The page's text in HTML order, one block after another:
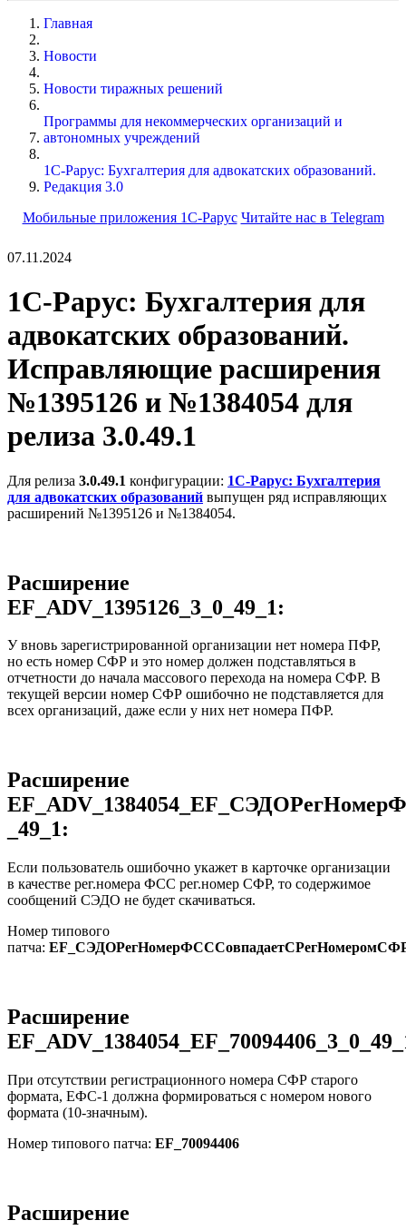
Главная
Новости
Новости тиражных решений
Программы для некоммерческих организаций и
автономных учреждений
1С-Рарус: Бухгалтерия для адвокатских образований.
Редакция 3.0
Мобильные приложения 1С-Рарус Читайте нас в Telegram
07.11.2024
1С-Рарус: Бухгалтерия для
адвокатских образований.
Исправляющие расширения
№1395126 и №1384054 для
релиза 3.0.49.1
Для релиза 3.0.49.1 конфигурации: 1С-Рарус: Бухгалтерия
для адвокатских образований выпущен ряд исправляющих
расширений №1395126 и №1384054.
Расширение
EF_ADV_1395126_3_0_49_1:
У вновь зарегистрированной организации нет номера ПФР,
но есть номер СФР и это номер должен подставляться в
отчетности до начала массового перехода на номера СФР. В
текущей версии номер СФР ошибочно не подставляется для
всех организаций, даже если у них нет номера ПФР.
Расширение
_49_1:
Если пользователь ошибочно укажет в карточке организации
в качестве рег.номера ФСС рег.номер СФР, то содержимое
сообщений СЭДО не будет скачиваться.
Номер типового
патча:
Расширение
При отсутствии регистрационного номера СФР старого
формата, ЕФС-1 должна формироваться с номером нового
формата (10-значным).
Номер типового патча: EF_70094406
Расширение